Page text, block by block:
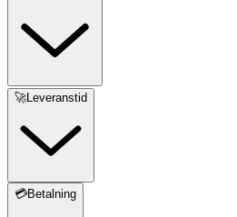
🚀Leveranstid
💳Betalning